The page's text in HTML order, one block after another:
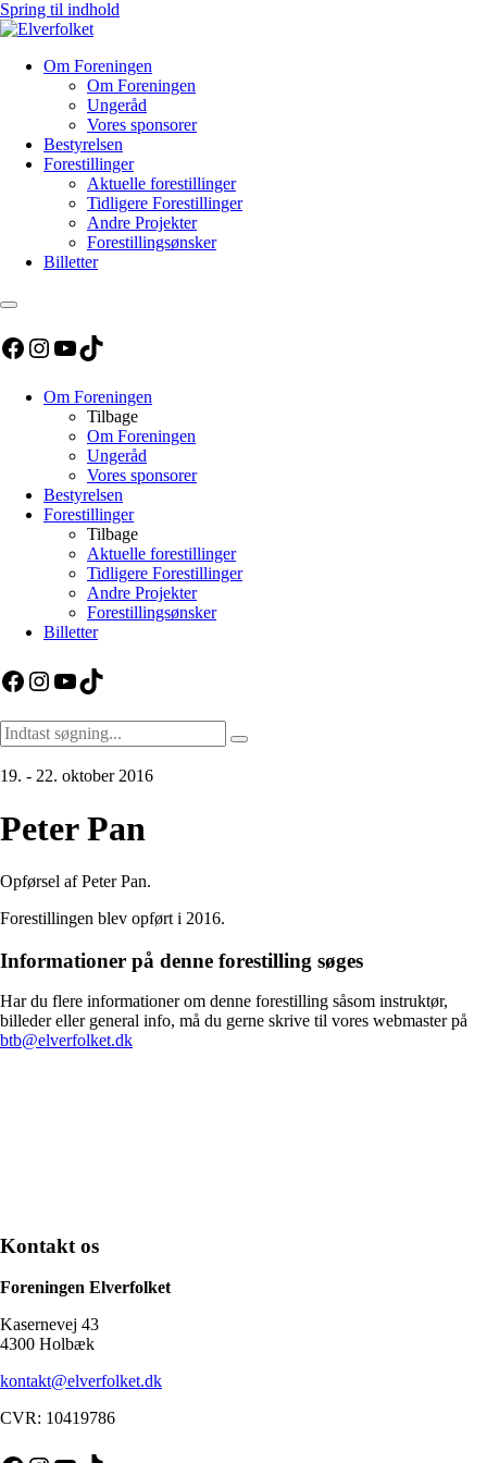
Spring til indhold
Om Foreningen
Om Foreningen
Ungeråd
Vores sponsorer
Bestyrelsen
Forestillinger
Aktuelle forestillinger
Tidligere Forestillinger
Andre Projekter
Forestillingsønsker
Billetter
Facebook
Instagram
YouTube
TikTok
Om Foreningen
Tilbage
Om Foreningen
Ungeråd
Vores sponsorer
Bestyrelsen
Forestillinger
Tilbage
Aktuelle forestillinger
Tidligere Forestillinger
Andre Projekter
Forestillingsønsker
Billetter
Facebook
Instagram
YouTube
TikTok
19. - 22. oktober 2016
Peter Pan
Opførsel af Peter Pan.
Forestillingen blev opført i 2016.
Informationer på denne forestilling søges
Har du flere informationer om denne forestilling såsom instruktør,
billeder eller general info, må du gerne skrive til vores webmaster på
btb@elverfolket.dk
Kontakt os
Foreningen Elverfolket
Kasernevej 43
4300 Holbæk
kontakt@elverfolket.dk
CVR: 10419786